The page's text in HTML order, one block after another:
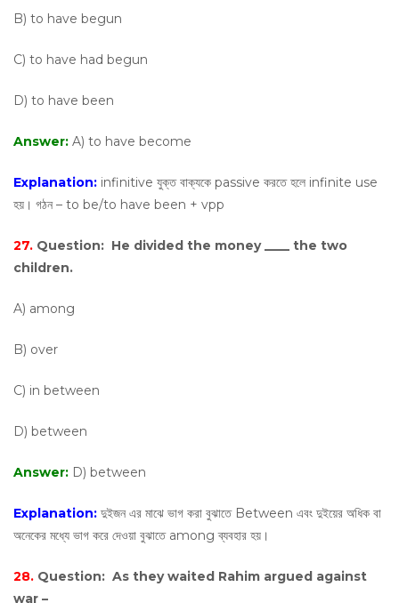
B) to have begun
C) to have had begun
D) to have been
Answer: A) to have become
Explanation: infinitive যুক্ত বাক্যকে passive করতে হলে infinite use
হয়। গঠন – to be/to have been + vpp
27. Question: He divided the money ____ the two
children.
A) among
B) over
C) in between
D) between
Answer: D) between
Explanation: দুইজন এর মাঝে ভাগ করা বুঝাতে Between এবং দুইয়ের অধিক বা
অনেকের মধ্যে ভাগ করে দেওয়া বুঝাতে among ব্যবহার হয়।
28. Question: As they waited Rahim argued against
war –